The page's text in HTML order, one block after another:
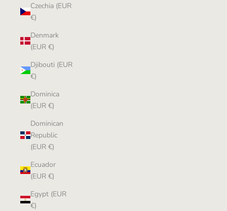
Czechia (EUR
€)
Denmark
(EUR €)
Djibouti (EUR
€)
Dominica
(EUR €)
Dominican
Republic
(EUR €)
Ecuador
(EUR €)
Egypt (EUR
€)